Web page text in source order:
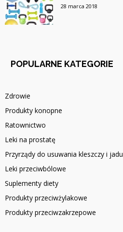
28 marca 2018
POPULARNE KATEGORIE
Zdrowie
Produkty konopne
Ratownictwo
Leki na prostatę
Przyrządy do usuwania kleszczy i jadu
Leki przeciwbólowe
Suplementy diety
Produkty przeciwżylakowe
Produkty przeciwzakrzepowe